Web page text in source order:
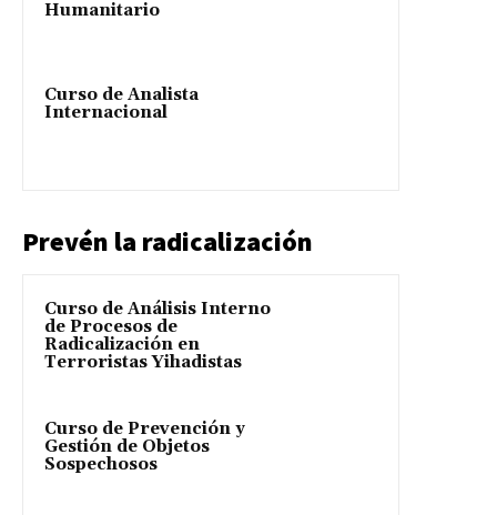
Humanitario
Curso de Analista
Internacional
Prevén la radicalización
Curso de Análisis Interno
de Procesos de
Radicalización en
Terroristas Yihadistas
Curso de Prevención y
Gestión de Objetos
Sospechosos